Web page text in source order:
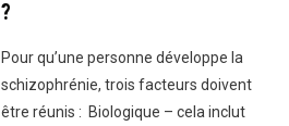
?
Pour qu’une personne développe la
schizophrénie, trois facteurs doivent
être réunis : Biologique – cela inclut